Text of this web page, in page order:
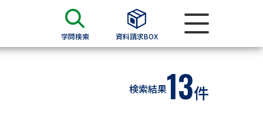
学問検索 資料請求BOX
検索結果13件